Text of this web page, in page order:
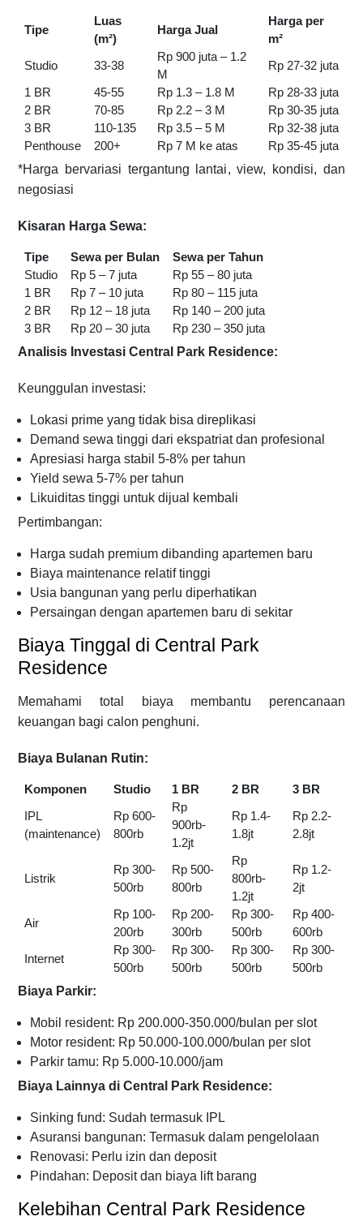
Tipe
Luas
(m²)
Harga Jual
Harga per
m²
Studio
33-38
Rp 900 juta – 1.2
M
Rp 27-32 juta
1 BR
45-55 Rp 1.3 – 1.8 M
Rp 28-33 juta
2 BR
70-85 Rp 2.2 – 3 M
Rp 30-35 juta
3 BR
110-135 Rp 3.5 – 5 M
Rp 32-38 juta
Penthouse
200+ Rp 7 M ke atas
Rp 35-45 juta
*Harga bervariasi tergantung lantai, view, kondisi, dan
negosiasi
Kisaran Harga Sewa:
Tipe Sewa per Bulan
Sewa per Tahun
Studio
Rp 5 – 7 juta
Rp 55 – 80 juta
1 BR
Rp 7 – 10 juta
Rp 80 – 115 juta
2 BR
Rp 12 – 18 juta
Rp 140 – 200 juta
3 BR
Rp 20 – 30 juta
Rp 230 – 350 juta
Analisis Investasi Central Park Residence:
Keunggulan investasi:
Lokasi prime yang tidak bisa direplikasi
Demand sewa tinggi dari ekspatriat dan profesional
Apresiasi harga stabil 5-8% per tahun
Yield sewa 5-7% per tahun
Likuiditas tinggi untuk dijual kembali
Pertimbangan:
Harga sudah premium dibanding apartemen baru
Biaya maintenance relatif tinggi
Usia bangunan yang perlu diperhatikan
Persaingan dengan apartemen baru di sekitar
Biaya Tinggal di Central Park
Residence
Memahami total biaya membantu perencanaan
keuangan bagi calon penghuni.
Biaya Bulanan Rutin:
Komponen Studio 1 BR 2 BR
3 BR
IPL
(maintenance)
Rp 600-
800rb
Rp
900rb-
1.2jt
Rp 1.4-
1.8jt
Rp 2.2-
2.8jt
Listrik
Rp 300-
500rb
Rp 500-
800rb
Rp
800rb-
1.2jt
Rp 1.2-
2jt
Air
Rp 100-
200rb
Rp 200-
300rb
Rp 300-
500rb
Rp 400-
600rb
Internet
Rp 300-
500rb
Rp 300-
500rb
Rp 300-
500rb
Rp 300-
500rb
Biaya Parkir:
Mobil resident: Rp 200.000-350.000/bulan per slot
Motor resident: Rp 50.000-100.000/bulan per slot
Parkir tamu: Rp 5.000-10.000/jam
Biaya Lainnya di Central Park Residence:
Sinking fund: Sudah termasuk IPL
Asuransi bangunan: Termasuk dalam pengelolaan
Renovasi: Perlu izin dan deposit
Pindahan: Deposit dan biaya lift barang
Kelebihan Central Park Residence